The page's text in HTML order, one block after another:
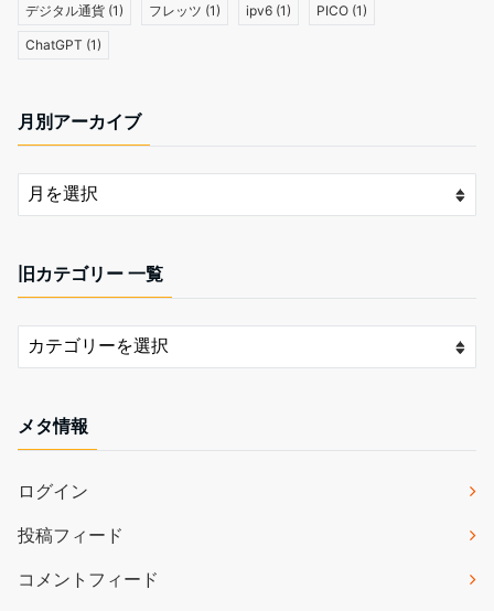
デジタル通貨 (1) フレッツ (1) ipv6 (1) PICO (1)
ChatGPT (1)
月別アーカイブ
旧カテゴリー 一覧
メタ情報
ログイン
投稿フィード
コメントフィード